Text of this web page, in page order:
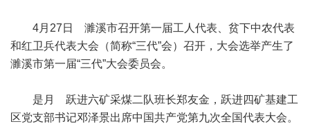
4月27日 濉溪市召开第一届工人代表、贫下中农代表
和红卫兵代表大会（简称“三代”会）召开，大会选举产生了
濉溪市第一届“三代”大会委员会。
是月 跃进六矿采煤二队班长郑友金，跃进四矿基建工
区党支部书记邓泽景出席中国共产党第九次全国代表大会。